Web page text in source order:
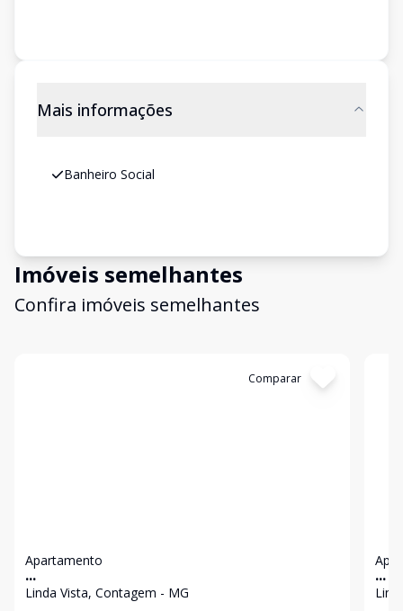
Mais informações
Banheiro Social
Imóveis semelhantes
Confira imóveis semelhantes
Comparar
Apartamento
...
Linda Vista, Contagem - MG
...